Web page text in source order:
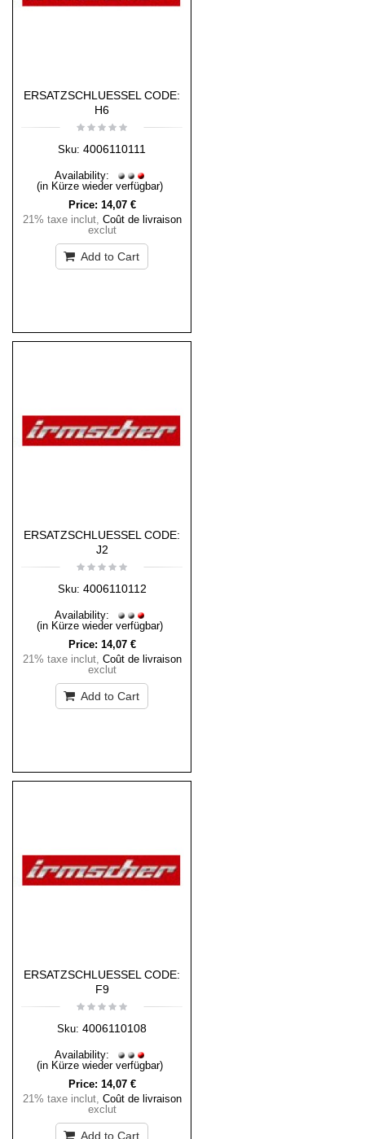
ERSATZSCHLUESSEL CODE:
H6
Sku: 4006110111
Availability:
(in Kürze wieder verfügbar)
Price: 14,07 €
21% taxe inclut, Coût de livraison
exclut
Add to Cart
ERSATZSCHLUESSEL CODE:
J2
Sku: 4006110112
Availability:
(in Kürze wieder verfügbar)
Price: 14,07 €
21% taxe inclut, Coût de livraison
exclut
Add to Cart
ERSATZSCHLUESSEL CODE:
F9
Sku: 4006110108
Availability:
(in Kürze wieder verfügbar)
Price: 14,07 €
21% taxe inclut, Coût de livraison
exclut
Add to Cart